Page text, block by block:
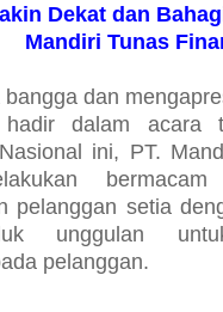
Dekat dan
Mandiri Tunas
dan
dalam acara
ini, PT.
pelanggan setia
unggulan
pelanggan.